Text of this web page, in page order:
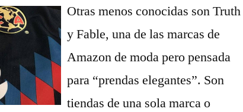
Otras menos conocidas son Truth
y Fable, una de las marcas de
Amazon de moda pero pensada
para “prendas elegantes”. Son
tiendas de una sola marca o